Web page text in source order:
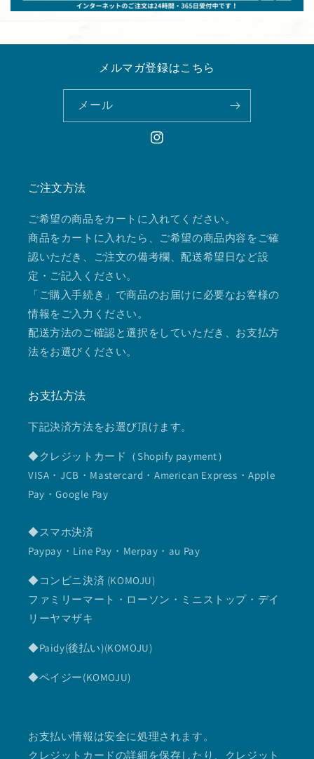
メルマガ登録はこちら
メール
Instagram
ご注文方法
ご希望の商品をカートに入れてください。
商品をカートに入れたら、ご希望の商品内容をご確
認いただき、ご注文の備考欄、配送希望日など設
定・ご記入ください。
「ご購入手続き」で商品のお届けに必要なお客様の
情報をご入力ください。
配送方法のご確認と選択をしていただき、お支払方
法をお選びください。
お支払方法
下記決済方法をお選び頂けます。
◆クレジットカード（Shopify payment）
VISA・JCB・Mastercard・American Express・Apple
Pay・Google Pay
◆スマホ決済
Paypay・Line Pay・Merpay・au Pay
◆コンビニ決済 (KOMOJU)
ファミリーマート・ローソン・ミニストップ・デイ
リーヤマザキ
◆Paidy(後払い)(KOMOJU)
◆ペイジー(KOMOJU)
お支払い情報は安全に処理されます。
クレジットカードの詳細を保存したり、クレジット